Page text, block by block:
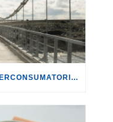
PONTE SULLO STRETTO: FEDERCONSUMATORI ADERISCE AL CORTEO NAZIONALE DEL 29 NOVEMBRE.